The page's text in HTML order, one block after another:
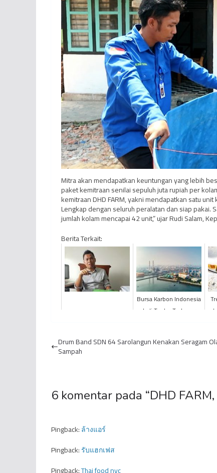
Mitra akan mendapatkan keuntungan yang lebih
paket kemitraan senilai sepuluh juta rupiah per
kemitraan DHD FARM, yakni mendapatkan satu
Lengkap dengan seluruh peralatan dan siap pakai.
jumlah kolam mencapai 42 unit,” ujar Rudi Salam,
Berita Terkait:
Bursa Karbon Indonesia
Jadi Trader Terbesar
Drum Band SDN 64 Sarolangun Kenakan Seragam
Sampah
6 komentar pada “DHD
Pingback:ล้างแอร์
Pingback:รับแฮกเฟส